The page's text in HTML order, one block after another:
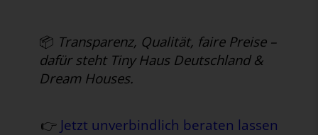
📦 Transparenz, Qualität, faire Preise –
dafür steht Tiny Haus Deutschland &
Dream Houses.
👉Jetzt unverbindlich beraten lassen